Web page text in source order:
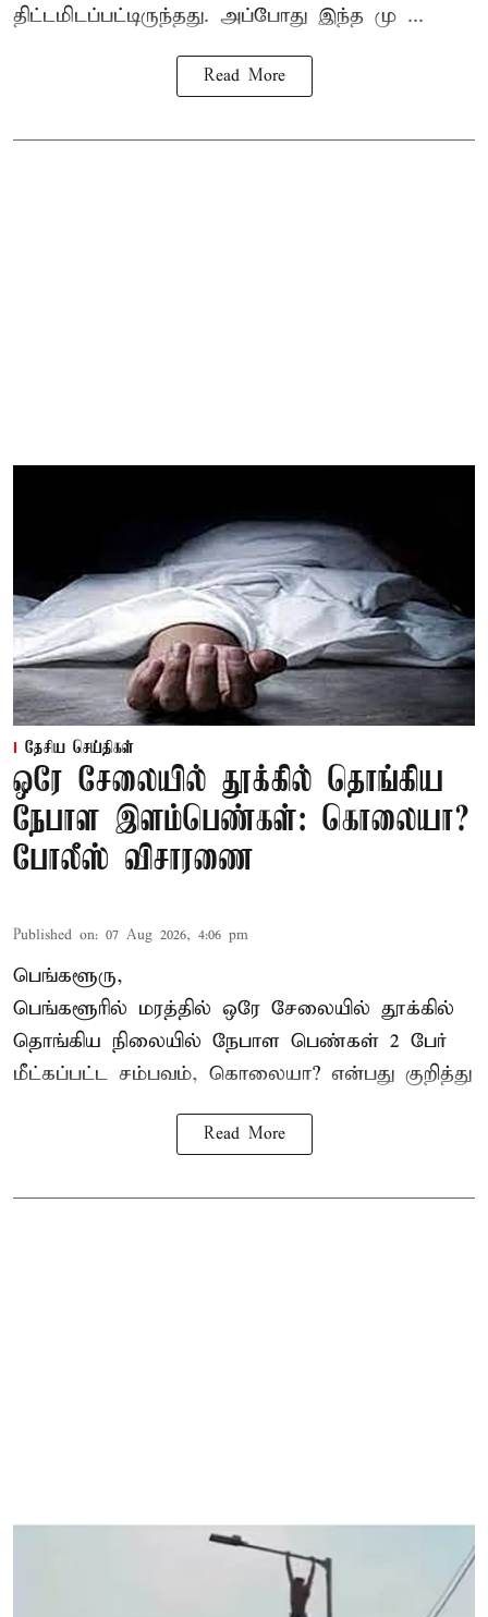
திட்டமிடப்பட்டிருந்தது. அப்போது இந்த மு ...
Read More
தேசிய செய்திகள்
ஒரே சேலையில் தூக்கில் தொங்கிய
நேபாள இளம்பெண்கள்: கொலையா?
போலீஸ் விசாரணை
Published on: 07 Aug 2026, 4:06 pm
பெங்களூரு,
பெங்களூரில் மரத்தில் ஒரே சேலையில் தூக்கில்
தொங்கிய நிலையில் நேபாள பெண்கள் 2 பேர்
மீட்கப்பட்ட சம்பவம், கொலையா? என்பது குறித்து
Read More